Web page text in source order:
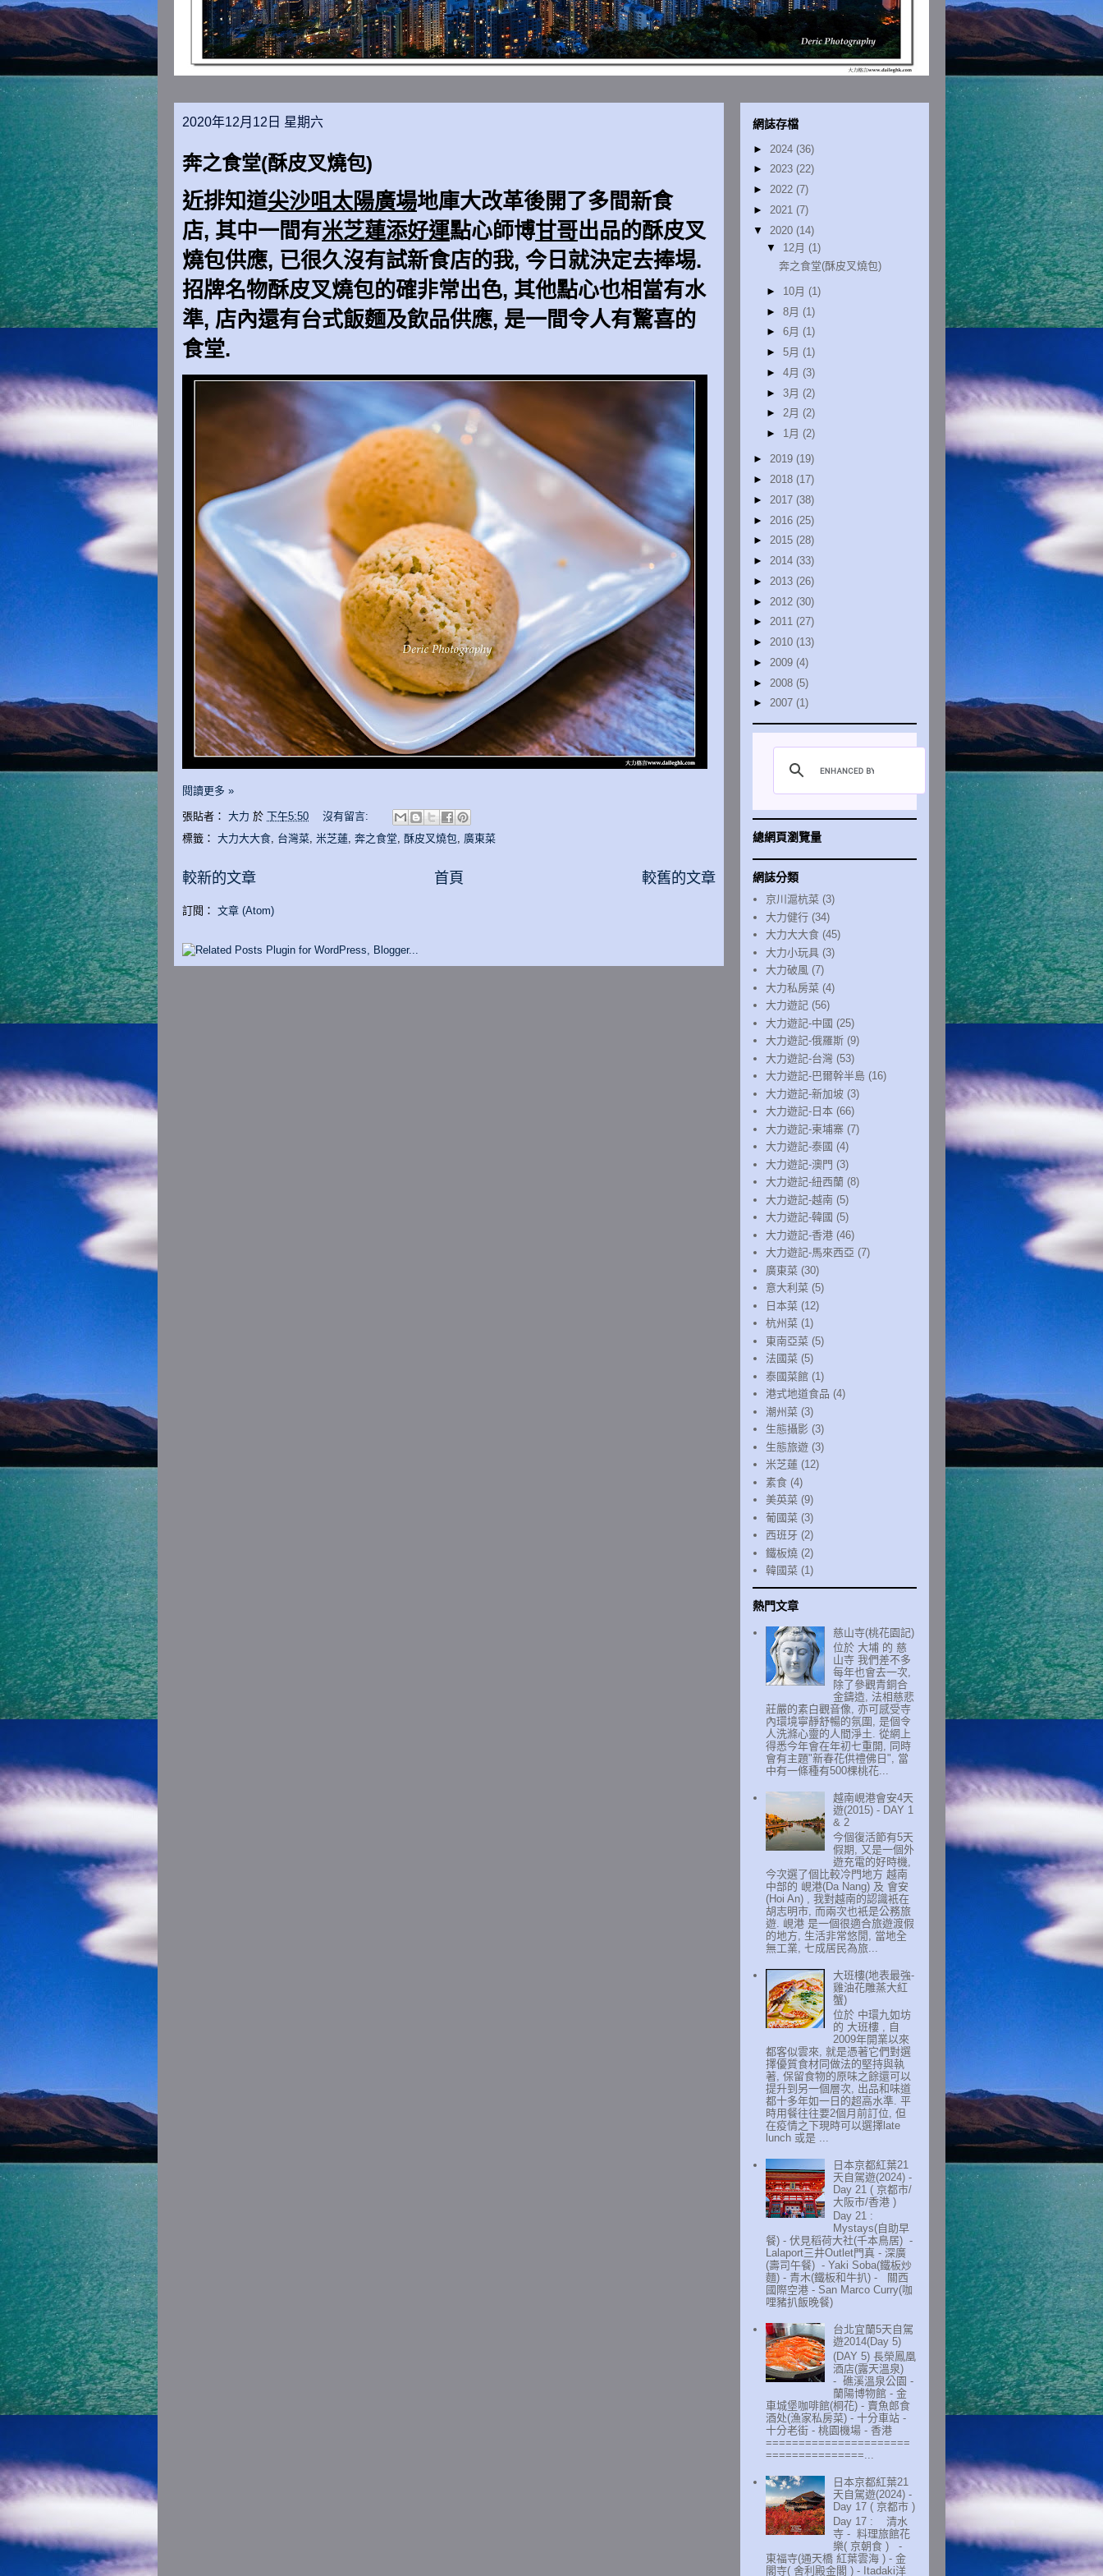
2020年12月12日 星期六
奔之食堂(酥皮叉燒包)
近排知道尖沙咀太陽廣場地庫大改革後開了多間新食
店, 其中一間有米芝蓮添好運點心師博甘哥出品的酥皮叉
燒包供應, 已很久沒有試新食店的我, 今日就決定去捧埸.
招牌名物酥皮叉燒包的確非常出色, 其他點心也相當有水
準, 店內還有台式飯麵及飲品供應, 是一間令人有驚喜的
食堂.
閱讀更多 »
張貼者： 大力 於 下午5:50
沒有留言:
標籤： 大力大大食, 台灣菜, 米芝蓮, 奔之食堂, 酥皮叉燒包, 廣東菜
較新的文章 較舊的文章
首頁
訂閱： 文章 (Atom)
網誌存檔
► 2024 (36)
► 2023 (22)
► 2022 (7)
► 2021 (7)
▼ 2020 (14)
▼ 12月 (1)
奔之食堂(酥皮叉燒包)
► 10月 (1)
► 8月 (1)
► 6月 (1)
► 5月 (1)
► 4月 (3)
► 3月 (2)
► 2月 (2)
► 1月 (2)
► 2019 (19)
► 2018 (17)
► 2017 (38)
► 2016 (25)
► 2015 (28)
► 2014 (33)
► 2013 (26)
► 2012 (30)
► 2011 (27)
► 2010 (13)
► 2009 (4)
► 2008 (5)
► 2007 (1)
總網頁瀏覽量
網誌分類
京川滬杭菜 (3)
大力健行 (34)
大力大大食 (45)
大力小玩具 (3)
大力破風 (7)
大力私房菜 (4)
大力遊記 (56)
大力遊記-中國 (25)
大力遊記-俄羅斯 (9)
大力遊記-台灣 (53)
大力遊記-巴爾幹半島 (16)
大力遊記-新加坡 (3)
大力遊記-日本 (66)
大力遊記-柬埔寨 (7)
大力遊記-泰國 (4)
大力遊記-澳門 (3)
大力遊記-紐西蘭 (8)
大力遊記-越南 (5)
大力遊記-韓國 (5)
大力遊記-香港 (46)
大力遊記-馬來西亞 (7)
廣東菜 (30)
意大利菜 (5)
日本菜 (12)
杭州菜 (1)
東南亞菜 (5)
法國菜 (5)
泰國菜館 (1)
港式地道食品 (4)
潮州菜 (3)
生態攝影 (3)
生態旅遊 (3)
米芝蓮 (12)
素食 (4)
美英菜 (9)
葡國菜 (3)
西班牙 (2)
鐵板燒 (2)
韓國菜 (1)
熱門文章
慈山寺(桃花園記)
位於 大埔 的 慈
山寺 我們差不多
每年也會去一次,
除了參觀青銅合
金鑄造, 法相慈悲
莊嚴的素白觀音像, 亦可感受寺
內環境寧靜舒暢的氛圍, 是個令
人洗滌心靈的人間淨土. 從網上
得悉今年會在年初七重開, 同時
會有主題"新春花供禮佛日", 當
中有一條種有500棵桃花...
越南峴港會安4天
遊(2015) - DAY 1
& 2
今個復活節有5天
假期, 又是一個外
遊充電的好時機,
今次選了個比較冷門地方 越南
中部的 峴港(Da Nang) 及 會安
(Hoi An) , 我對越南的認識衹在
胡志明市, 而兩次也衹是公務旅
遊. 峴港 是一個很適合旅遊渡假
的地方, 生活非常悠閒, 當地全
無工業, 七成居民為旅...
大班樓(地表最強-
雞油花雕蒸大紅
蟹)
位於 中環九如坊
的 大班樓 , 自
2009年開業以來
都客似雲來, 就是憑著它們對選
擇優質食材同做法的堅持與執
著, 保留食物的原味之餘還可以
提升到另一個層次, 出品和味道
都十多年如一日的超高水準. 平
時用餐往往要2個月前訂位, 但
在疫情之下現時可以選擇late
lunch 或是 ...
日本京都紅葉21
天自駕遊(2024) -
Day 21 ( 京都市/
大阪市/香港 )
Day 21 :
Mystays(自助早
餐) - 伏見稻荷大社(千本鳥居) -
Lalaport三井Outlet門真 - 深廣
(壽司午餐) - Yaki Soba(鐵板炒
麵) - 青木(鐵板和牛扒) - 關西
國際空港 - San Marco Curry(咖
哩豬扒飯晚餐)
台北宜蘭5天自駕
遊2014(Day 5)
(DAY 5) 長榮鳳凰
酒店(露天溫泉)
- 礁溪溫泉公園 -
蘭陽博物館 - 金
車城堡咖啡館(桐花) - 賣魚郎食
酒处(漁家私房菜) - 十分車站 -
十分老街 - 桃園機場 - 香港
======================
===============...
日本京都紅葉21
天自駕遊(2024) -
Day 17 ( 京都市 )
Day 17 : 清水
寺 - 料理旅館花
樂( 京朝食 ) -
東福寺(通天橋 紅葉雲海 ) - 金
閣寺( 舍利殿金閣 ) - Itadaki洋